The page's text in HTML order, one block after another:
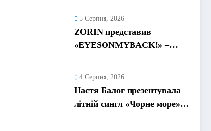
5 Серпня, 2026
ZORIN представив
«EYESONMYBACK!» –
4 Серпня, 2026
Настя Балог презентувала
літній сингл «Чорне море»